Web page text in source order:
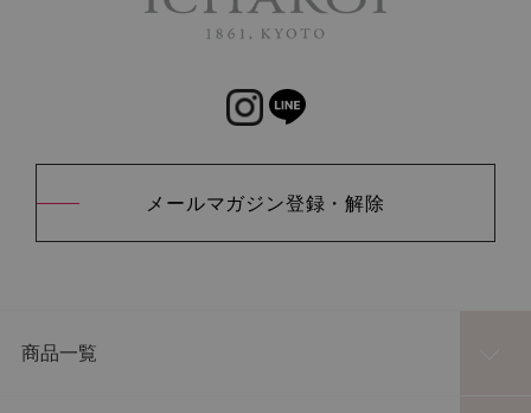
メールマガジン登録・解除
商品一覧